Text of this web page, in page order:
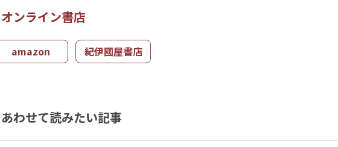
オンライン書店
amazon 紀伊國屋書店
あわせて読みたい記事